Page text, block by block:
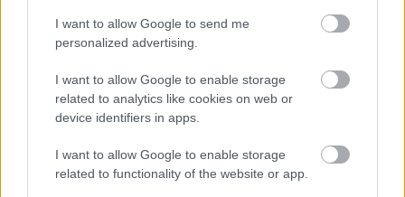
I want to allow Google to send me
personalized advertising.
I want to allow Google to enable storage
related to analytics like cookies on web or
device identifiers in apps.
I want to allow Google to enable storage
related to functionality of the website or app.
csökken, a kikötő környékén azonban sosem
lehet teljesen kizárni egy-egy hirtelen lecsapó
EZEKET IS AJÁNLJUK
FORMA-1